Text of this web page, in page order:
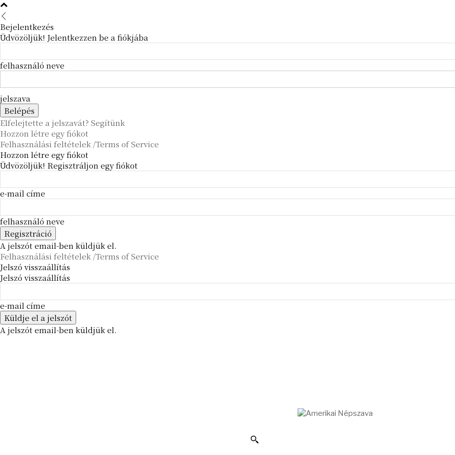
Bejelentkezés
Üdvözöljük! Jelentkezzen be a fiókjába
felhasználó neve
jelszava
Elfelejtette a jelszavát? Segítünk
Hozzon létre egy fiókot
Felhasználási feltételek /Terms of Service
Hozzon létre egy fiókot
Üdvözöljük! Regisztráljon egy fiókot
e-mail címe
felhasználó neve
A jelszót email-ben küldjük el.
Felhasználási feltételek /Terms of Service
Jelszó visszaállítás
Jelszó visszaállítás
e-mail címe
A jelszót email-ben küldjük el.